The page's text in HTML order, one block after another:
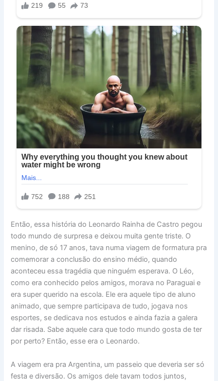
Então, essa história do Leonardo Rainha de Castro pegou
todo mundo de surpresa e deixou muita gente triste. O
menino, de só 17 anos, tava numa viagem de formatura pra
comemorar a conclusão do ensino médio, quando
aconteceu essa tragédia que ninguém esperava. O Léo,
como era conhecido pelos amigos, morava no Paraguai e
era super querido na escola. Ele era aquele tipo de aluno
animado, que sempre participava de tudo, jogava nos
esportes, se dedicava nos estudos e ainda fazia a galera
dar risada. Sabe aquele cara que todo mundo gosta de ter
por perto? Então, esse era o Leonardo.
A viagem era pra Argentina, um passeio que deveria ser só
festa e diversão. Os amigos dele tavam todos juntos,